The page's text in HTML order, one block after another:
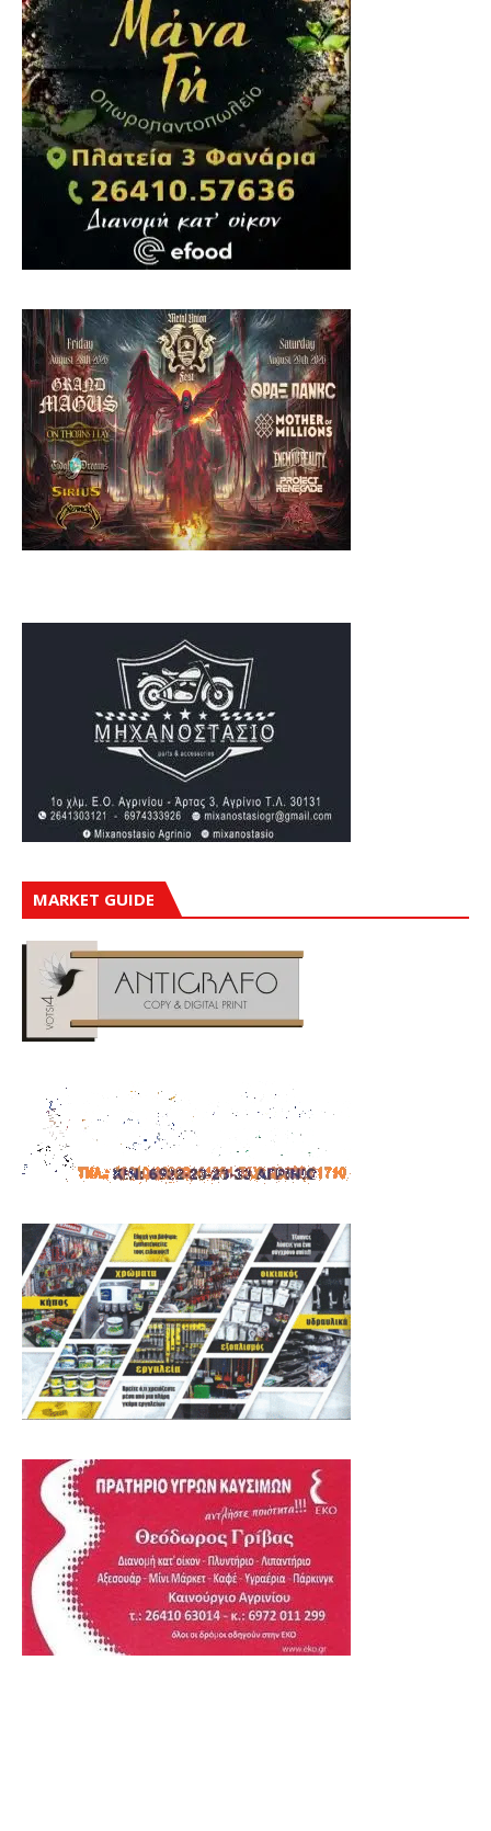
MARKET GUIDE